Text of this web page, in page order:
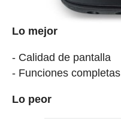
Lo mejor
- Calidad de pantalla
- Funciones completas
Lo peor